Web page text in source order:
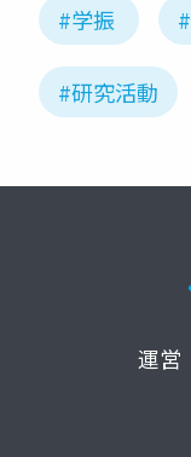
#学振
#研究活動
運営